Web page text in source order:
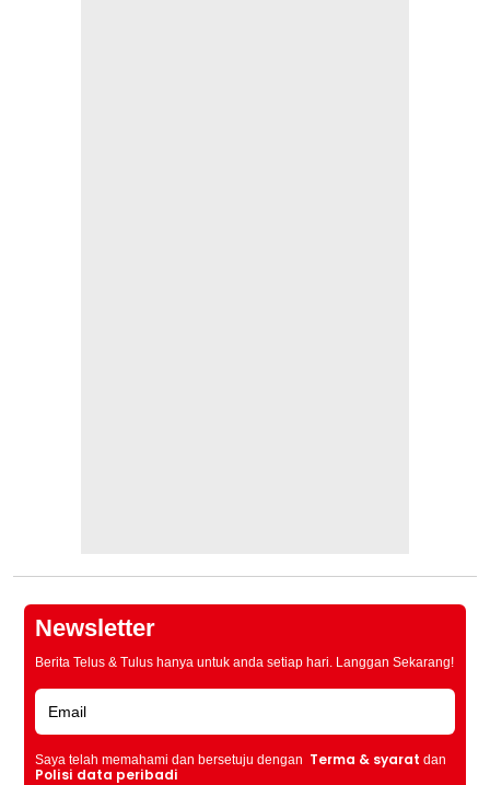
Newsletter
Berita Telus & Tulus hanya untuk anda setiap hari. Langgan Sekarang!
Saya telah memahami dan bersetuju dengan Terma & syarat dan
Polisi data peribadi